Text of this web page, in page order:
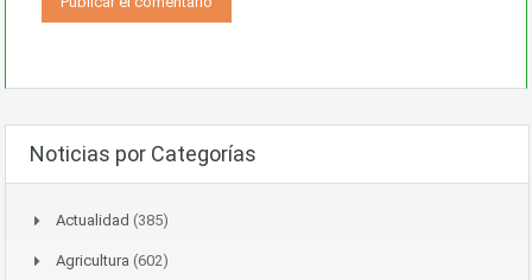
Noticias por Categorías
Actualidad (385)
Agricultura (602)